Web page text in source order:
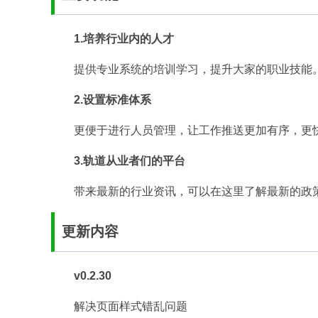
1.培养行业内的人才
提供专业系统的培训学习，提升大家的职业技能。
2.设置标准体系
更便于进行人员管理，让工作推送更加有序，更
3.轨道从业者们的平台
带来最新的行业资讯，可以在这里了解最新的政
更新内容
v0.2.30
解决页面样式错乱问题